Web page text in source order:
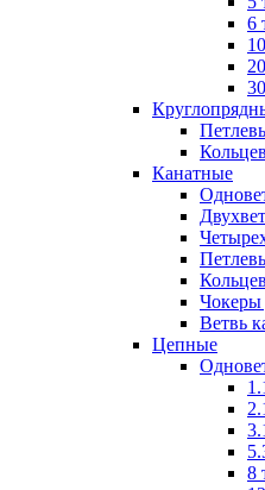
6
Канатные
Чокеры
Ветвь
Цепные
8